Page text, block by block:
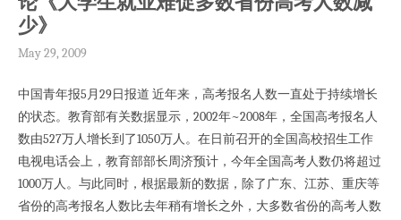
少》
May 29, 2009
中国青年报5月29日报道 近年来，高考报名人数一直处于持续增长
的状态。教育部有关数据显示，2002年~2008年，全国高考报名人
数由527万人增长到了1050万人。在日前召开的全国高校招生工作
电视电话会上，教育部部长周济预计，今年全国高考人数仍将超过
1000万人。与此同时，根据最新的数据，除了广东、江苏、重庆等
省份的高考报名人数比去年稍有增长之外，大多数省份的高考人数